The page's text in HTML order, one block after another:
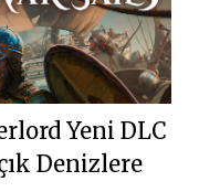
Yeni DLC
Denizlere